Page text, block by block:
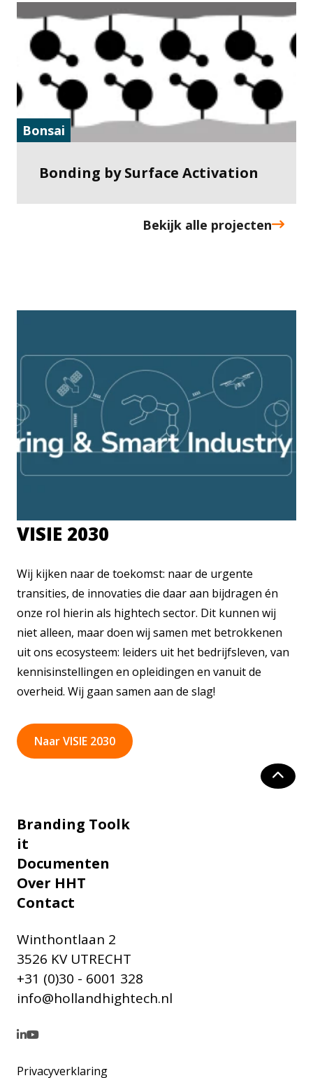
Bonsai
Bonding by Surface Activation
Bekijk alle projecten
VISIE 2030
Wij kijken naar de toekomst: naar de urgente
transities, de innovaties die daar aan bijdragen én
onze rol hierin als hightech sector. Dit kunnen wij
niet alleen, maar doen wij samen met betrokkenen
uit ons ecosysteem: leiders uit het bedrijfsleven, van
kennisinstellingen en opleidingen en vanuit de
overheid. Wij gaan samen aan de slag!
Naar VISIE 2030
Branding Toolk
it
Documenten
Over HHT
Contact
Winthontlaan 2
3526 KV UTRECHT
+31 (0)30 - 6001 328
info@hollandhightech.nl
Privacyverklaring